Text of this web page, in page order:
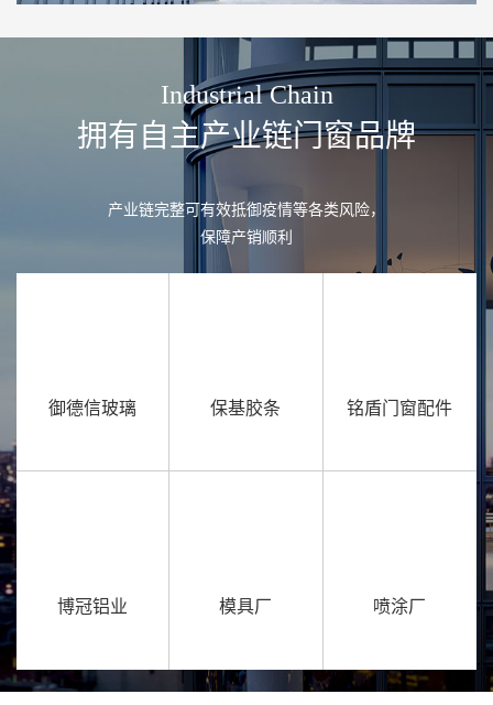
Industrial Chain
拥有自主产业链门窗品牌
产业链完整可有效抵御疫情等各类风险，
保障产销顺利
御德信玻璃 保基胶条 铭盾门窗配件
博冠铝业 模具厂 喷涂厂